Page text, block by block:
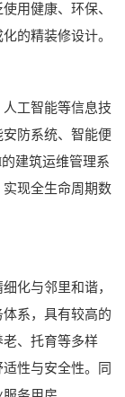
用健康、环保、
的精装修设计。
工智能等信息技
防系统、智能便
建筑运维管理系
现全生命周期数
化与邻里和谐，
系，具有较高的
、托育等多样
性与安全性。同